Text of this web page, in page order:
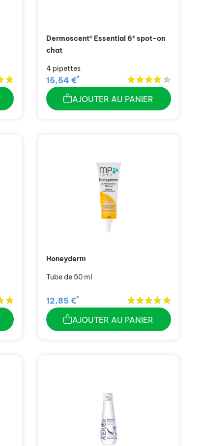
Dermoscent® Essential 6® spot-on
chat
4 pipettes
15,54 €*
AJOUTER AU PANIER
Honeyderm
Tube de 50 ml
12,85 €*
AJOUTER AU PANIER